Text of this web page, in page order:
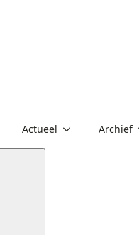
Actueel Archief